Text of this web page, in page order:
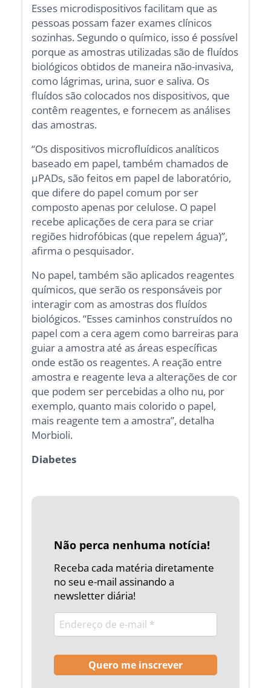
Esses microdispositivos facilitam que as
pessoas possam fazer exames clínicos
sozinhas. Segundo o químico, isso é possível
porque as amostras utilizadas são de fluídos
biológicos obtidos de maneira não-invasiva,
como lágrimas, urina, suor e saliva. Os
fluídos são colocados nos dispositivos, que
contêm reagentes, e fornecem as análises
das amostras.
“Os dispositivos microfluídicos analíticos
baseado em papel, também chamados de
μPADs, são feitos em papel de laboratório,
que difere do papel comum por ser
composto apenas por celulose. O papel
recebe aplicações de cera para se criar
regiões hidrofóbicas (que repelem água)”,
afirma o pesquisador.
No papel, também são aplicados reagentes
químicos, que serão os responsáveis por
interagir com as amostras dos fluídos
biológicos. “Esses caminhos construídos no
papel com a cera agem como barreiras para
guiar a amostra até as áreas específicas
onde estão os reagentes. A reação entre
amostra e reagente leva a alterações de cor
que podem ser percebidas a olho nu, por
exemplo, quanto mais colorido o papel,
mais reagente tem a amostra”, detalha
Morbioli.
Diabetes
Não perca nenhuma notícia!
Receba cada matéria diretamente
no seu e-mail assinando a
newsletter diária!